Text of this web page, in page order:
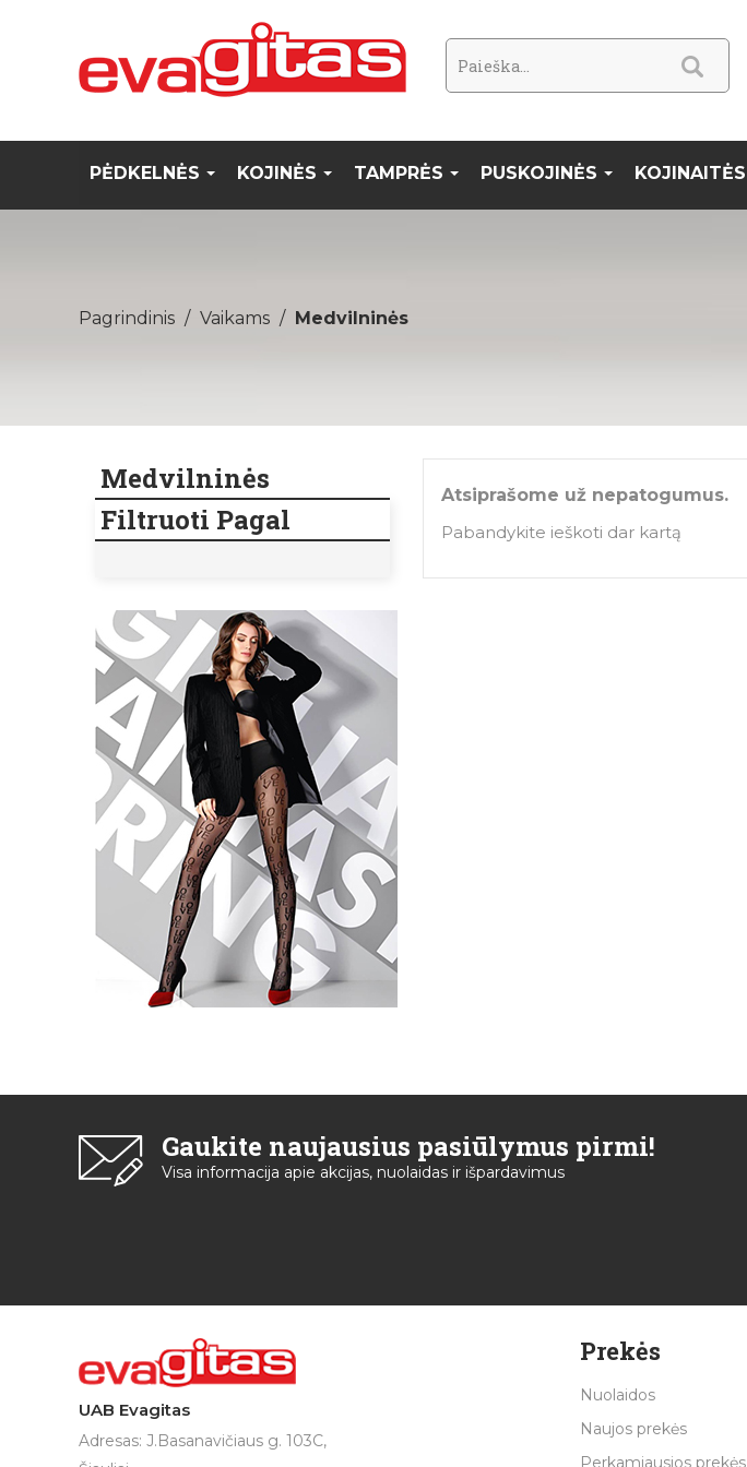
PĖDKELNĖS KOJINĖS TAMPRĖS PUSKOJINĖS KOJINAITĖS
Pagrindinis Vaikams Medvilninės
Medvilninės
Filtruoti Pagal
Atsiprašome už nepatogumus.
Pabandykite ieškoti dar kartą
Gaukite naujausius pasiūlymus pirmi!
Visa informacija apie akcijas, nuolaidas ir išpardavimus
UAB Evagitas
Adresas: J.Basanavičiaus g. 103C,
Prekės
Nuolaidos
Naujos prekės
Perkamiausios prekės